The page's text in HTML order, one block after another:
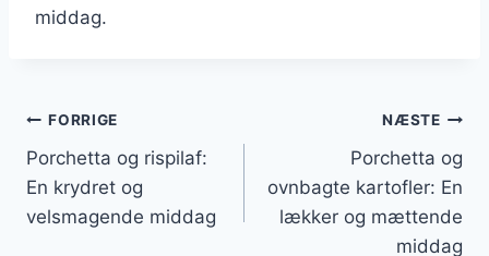
middag.
Indlægsnavigation
FORRIGE
Porchetta og rispilaf:
En krydret og
velsmagende middag
NÆSTE
Porchetta og
ovnbagte kartofler: En
lækker og mættende
middag